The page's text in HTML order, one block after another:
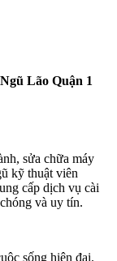
Lão Quận 1
sửa chữa máy
kỹ thuật viên
cấp dịch vụ cài
và uy tín.
sống hiện đại.